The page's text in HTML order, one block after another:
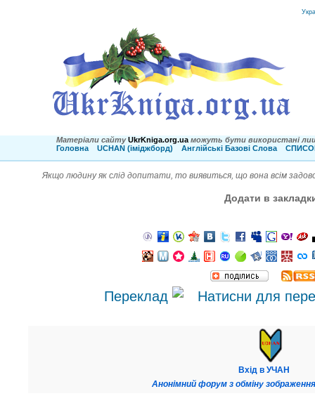
Матеріали сайту UkrKniga.org.ua можуть бути використані
Головна
UCHAN (іміджборд) Англійські Базові Слова
Якщо людину як слід допитати, то виявиться, що вона всім
Додати в
Переклад
Вхід в УЧАН
Анонімний форум з обміну